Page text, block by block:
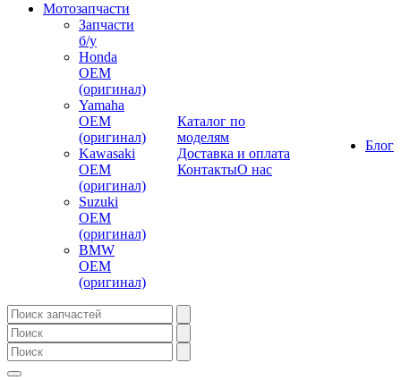
Мотозапчасти
Запчасти
б/у
Honda
OEM
(оригинал)
Yamaha
OEM
(оригинал)
Kawasaki
OEM
(оригинал)
Suzuki
OEM
(оригинал)
BMW
OEM
(оригинал)
Каталог по
моделям
Доставка и оплата
КонтактыО нас
Блог